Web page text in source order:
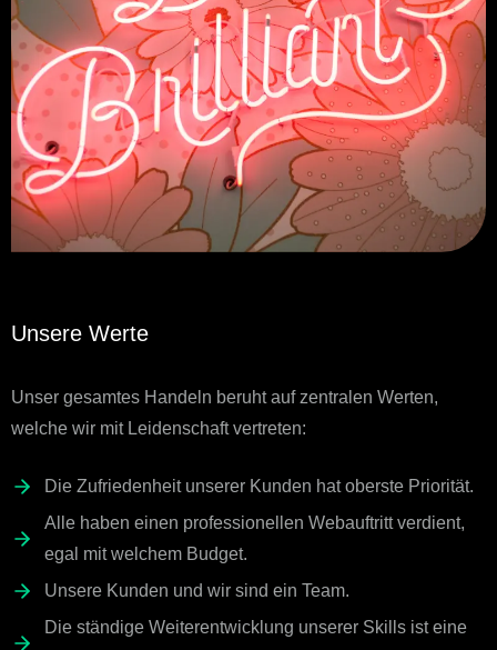
Unsere Werte
Unser gesamtes Handeln beruht auf zentralen Werten,
welche wir mit Leidenschaft vertreten:
Die Zufriedenheit unserer Kunden hat oberste Priorität.
Alle haben einen professionellen Webauftritt verdient,
egal mit welchem Budget.
Unsere Kunden und wir sind ein Team.
Die ständige Weiterentwicklung unserer Skills ist eine